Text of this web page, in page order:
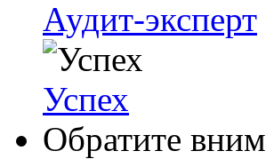
Аудит-эксперт
Успех
Обратите